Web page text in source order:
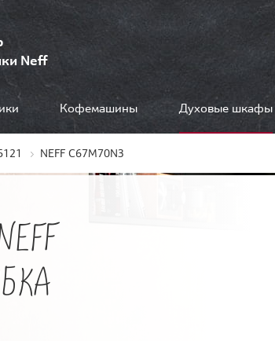
Neff
Кофемашины Духовые шкафы
NEFF C67M70N3